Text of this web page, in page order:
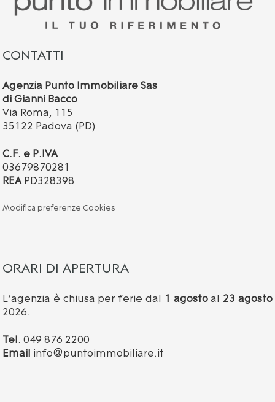
CONTATTI
Agenzia Punto Immobiliare Sas
di Gianni Bacco
Via Roma, 115
35122 Padova (PD)
C.F. e P.IVA
03679870281
REA PD328398
Modifica preferenze Cookies
ORARI DI APERTURA
L’agenzia è chiusa per ferie dal 1 agostoal 23 agosto
2026.
Tel. 049 876 2200
Email info@puntoimmobiliare.it